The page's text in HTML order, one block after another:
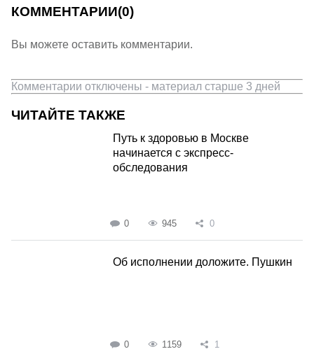
КОММЕНТАРИИ(0)
Вы можете оставить комментарии.
Комментарии отключены - материал старше 3 дней
ЧИТАЙТЕ ТАКЖЕ
Путь к здоровью в Москве
начинается с экспресс-
обследования
0 945 0
Об исполнении доложите. Пушкин
0 1159 1